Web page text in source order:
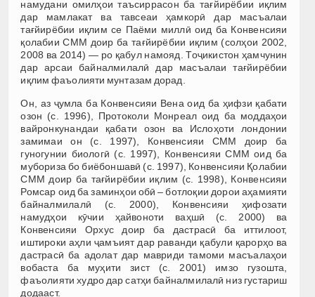
намудани омилҳои таъсиррасон ба тағйирёбии иқлим
дар мамлакат ва тавсеаи ҳамкорӣ дар масъалаи
тағйирёбии иқлим се Паёми миллӣ оид ба Конвенсияи
қолабии СММ доир ба тағйирёбии иқлим (солҳои 2002,
2008 ва 2014) — ро қабул намояд. Тоҷикистон ҳамчунин
дар арсаи байналмилалӣ дар масъалаи тағйирёбии
иқлим фаъолияти мунтазам дорад.
Он, аз ҷумла ба Конвенсияи Вена оид ба ҳифзи қабати
озон (с. 1996), Протоколи Монреал оид ба моддаҳои
вайронкунандаи қабати озон ва Ислоҳоти лондонии
замимаи он (с. 1997), Конвенсияи СММ доир ба
гуногунии биологӣ (с. 1997), Конвенсияи СММ оид ба
мубориза бо биёбоншавӣ (с. 1997), Конвенсияи Қолабии
СММ доир ба тағйирёбии иқлим (с. 1998), Конвенсияи
Ромсар оид ба заминҳои обӣ – ботлоқии дорои аҳамияти
байналмилалӣ (с. 2000), Конвенсияи ҳифозати
намудҳои кӯчии ҳайвоноти ваҳшӣ (с. 2000) ва
Конвенсияи Орхус доир ба дастрасӣ ба иттилоот,
иштироки аҳли ҷамъият дар раванди қабули қарорҳо ва
дастрасӣ ба адолат дар мавриди тамоми масъалаҳои
вобаста ба муҳити зист (с. 2001) имзо гузошта,
фаъолияти худро дар сатҳи байналмилалӣ низ густариш
додааст.